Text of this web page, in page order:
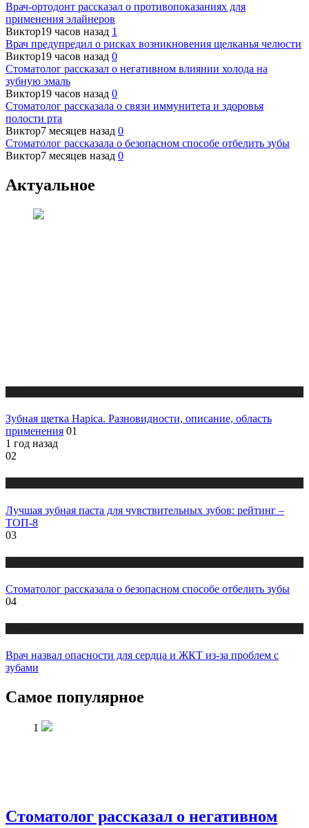
Врач-ортодонт рассказал о противопоказаниях для
применения элайнеров
Виктор19 часов назад 1
Врач предупредил о рисках возникновения щелканья челюсти
Виктор19 часов назад 0
Стоматолог рассказал о негативном влиянии холода на
зубную эмаль
Виктор19 часов назад 0
Стоматолог рассказала о связи иммунитета и здоровья
полости рта
Виктор7 месяцев назад 0
Стоматолог рассказала о безопасном способе отбелить зубы
Виктор7 месяцев назад 0
Актуальное
Зубная щетка Hapica. Разновидности, описание, область
применения 01
1 год назад
02
Лучшая зубная паста для чувствительных зубов: рейтинг –
ТОП-8
03
Стоматолог рассказала о безопасном способе отбелить зубы
04
Врач назвал опасности для сердца и ЖКТ из-за проблем с
зубами
Самое популярное
1
Стоматолог рассказал о негативном